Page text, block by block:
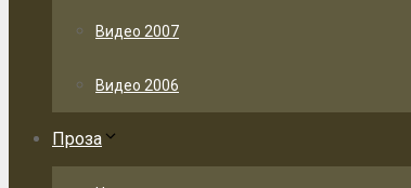
Видео 2007
Видео 2006
Проза